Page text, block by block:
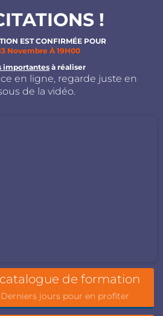
!
EST CONFIRMÉE POUR
Novembre À 19H00
importantes à réaliser
en ligne, regarde juste en
de la vidéo.
de formation
Derniers jours pour en profiter